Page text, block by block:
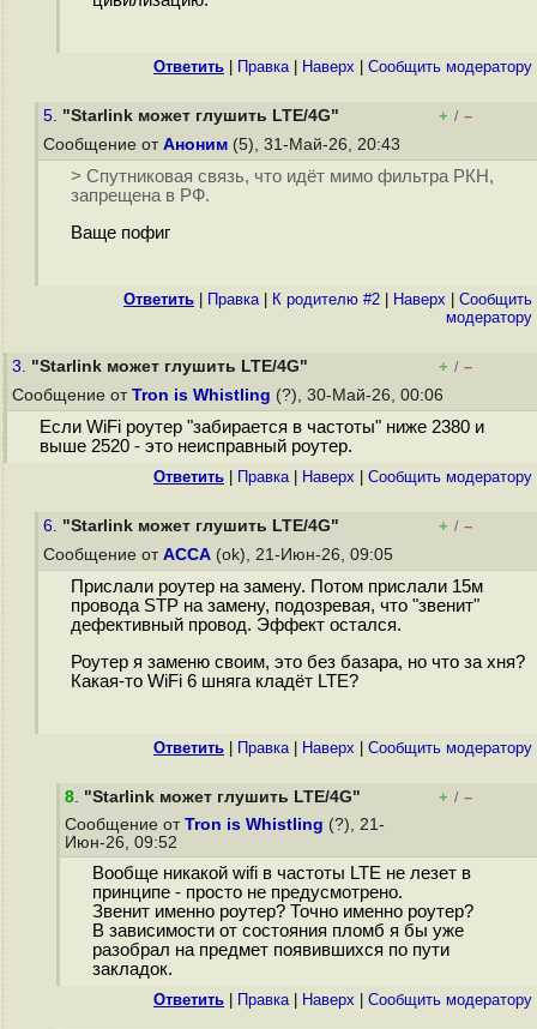
Ответить Правка| Наверх Cообщить модератору
5. "Starlink может глушить LTE/4G" + / –
Сообщение от Аноним (5), 31-Май-26, 20:43
> Спутниковая связь, что идёт мимо фильтра РКН,
запрещена в РФ.
Ваще пофиг
Ответить Правка| К родителю #2 Наверх
Cообщить
модератору
3. "Starlink может глушить LTE/4G" + / –
Сообщение от Tron is Whistling (?), 30-Май-26, 00:06
Если WiFi роутер "забирается в частоты" ниже 2380 и
выше 2520 - это неисправный роутер.
Ответить Правка| Наверх Cообщить модератору
6. "Starlink может глушить LTE/4G" + / –
Сообщение от ACCA (ok), 21-Июн-26, 09:05
Прислали роутер на замену. Потом прислали 15м
провода STP на замену, подозревая, что "звенит"
дефективный провод. Эффект остался.
Роутер я заменю своим, это без базара, но что за хня?
Какая-то WiFi 6 шняга кладёт LTE?
Ответить Правка| Наверх Cообщить модератору
8. "Starlink может глушить LTE/4G" + / –
Сообщение от Tron is Whistling (?), 21-
Июн-26, 09:52
Вообще никакой wifi в частоты LTE не лезет в
принципе - просто не предусмотрено.
Звенит именно роутер? Точно именно роутер?
В зависимости от состояния пломб я бы уже
разобрал на предмет появившихся по пути
закладок.
Ответить Правка| Наверх Cообщить модератору